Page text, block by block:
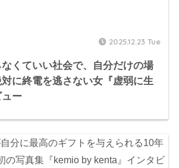
2025.12.23 Tue
くていい社会で、自分だけの場
に終電を逃さない女『虚弱に生
ー